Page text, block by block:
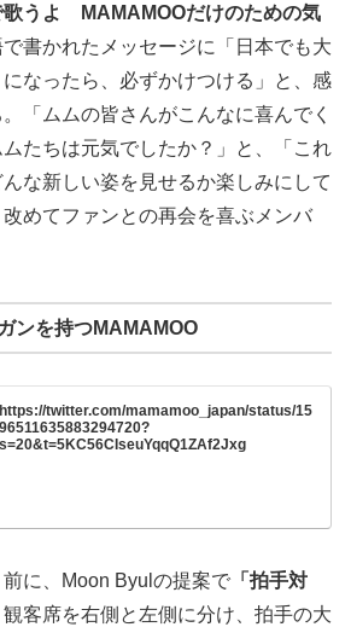
歌うよ MAMAMOOだけのための気
で書かれたメッセージに「日本でも大
なったら、必ずかけつける」と、感
「ムムの皆さんがこんなに喜んでく
たちは元気でしたか？」と、「これ
な新しい姿を見せるか楽しみにして
めてファンとの再会を喜ぶメンバ
ンを持つMAMAMOO
https://twitter.com/mamamoo_japan/status/15
96511635883294720?
s=20&t=5KC56CIseuYqqQ1ZAf2Jxg
に、Moon Byulの提案で 「拍手対
客席を右側と左側に分け、拍手の大